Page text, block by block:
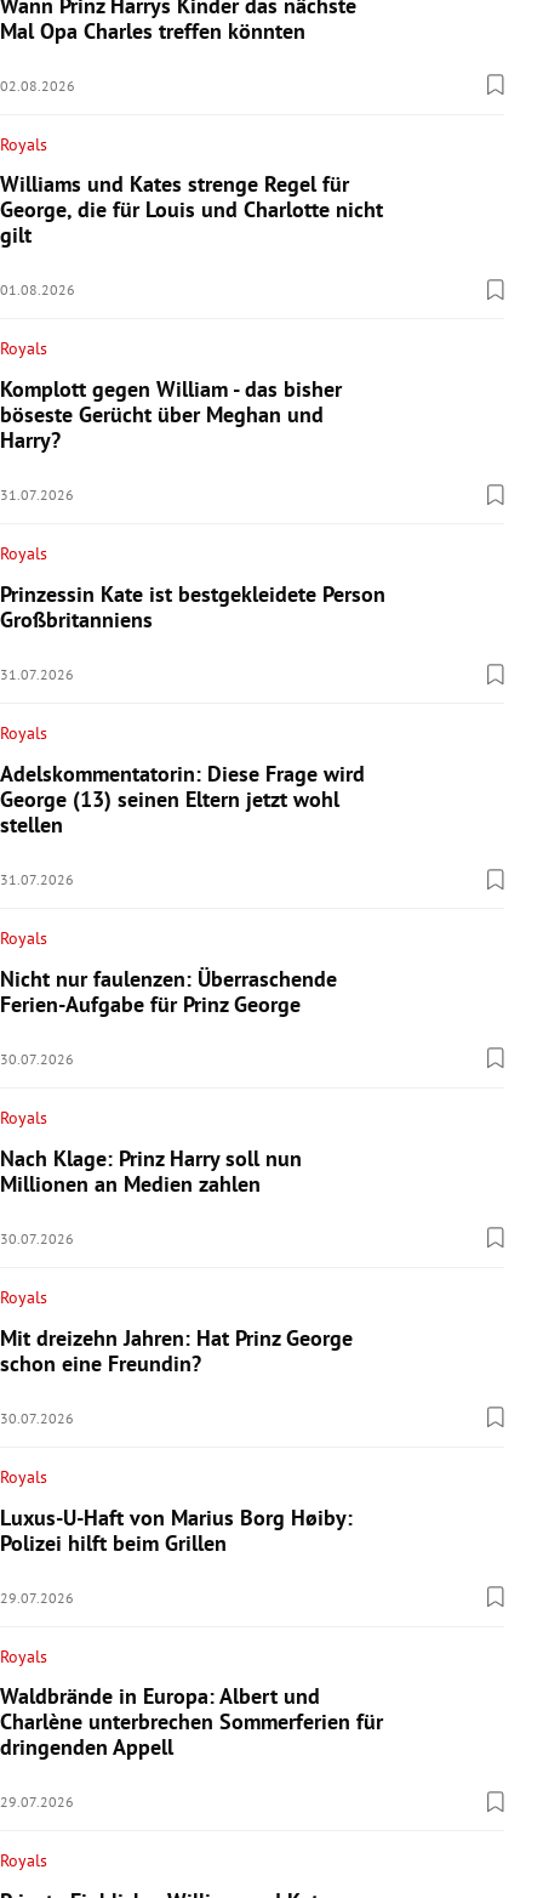
Mal Opa Charles treffen könnten
02.08.2026
Royals
Williams und Kates strenge Regel für
George, die für Louis und Charlotte nicht
gilt
01.08.2026
Royals
Komplott gegen William - das bisher
böseste Gerücht über Meghan und
Harry?
31.07.2026
Royals
Prinzessin Kate ist bestgekleidete Person
Großbritanniens
31.07.2026
Royals
Adelskommentatorin: Diese Frage wird
George (13) seinen Eltern jetzt wohl
stellen
31.07.2026
Royals
Nicht nur faulenzen: Überraschende
Ferien-Aufgabe für Prinz George
30.07.2026
Royals
Nach Klage: Prinz Harry soll nun
Millionen an Medien zahlen
30.07.2026
Royals
Mit dreizehn Jahren: Hat Prinz George
schon eine Freundin?
30.07.2026
Royals
Luxus-U-Haft von Marius Borg Høiby:
Polizei hilft beim Grillen
29.07.2026
Royals
Waldbrände in Europa: Albert und
Charlène unterbrechen Sommerferien für
dringenden Appell
29.07.2026
Royals